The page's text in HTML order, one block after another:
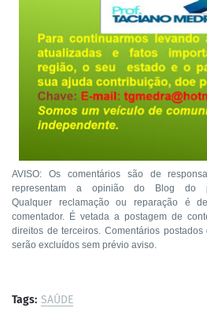
AVISO: Os comentários são de
representam a opinião do Blog do
Qualquer reclamação ou reparação é
comentador. É vetada a postagem de
direitos de terceiros. Comentários
serão excluídos sem prévio aviso.
Tags: SAÚDE